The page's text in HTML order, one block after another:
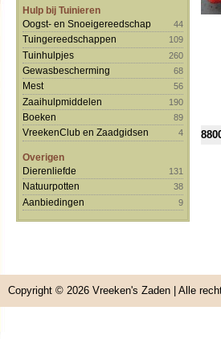
Hulp bij Tuinieren
Oogst- en Snoeigereedschap
44
Tuingereedschappen 109
Tuinhulpjes 260
Gewasbescherming 68
Mest 56
Zaaihulpmiddelen 190
Boeken 89
VreekenClub en Zaadgidsen 4
Overigen
Dierenliefde
131
Natuurpotten 38
Aanbiedingen 9
Copyright © 2026 Vreeken's Zaden | Alle